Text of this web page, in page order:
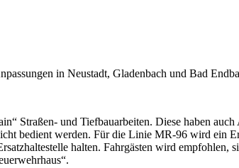
in Neustadt, Gladenbach und Bad
Straßen- und Tiefbauarbeiten. Diese haben
bedient werden. Für die Linie MR-96 wird ein
halten. Fahrgästen wird